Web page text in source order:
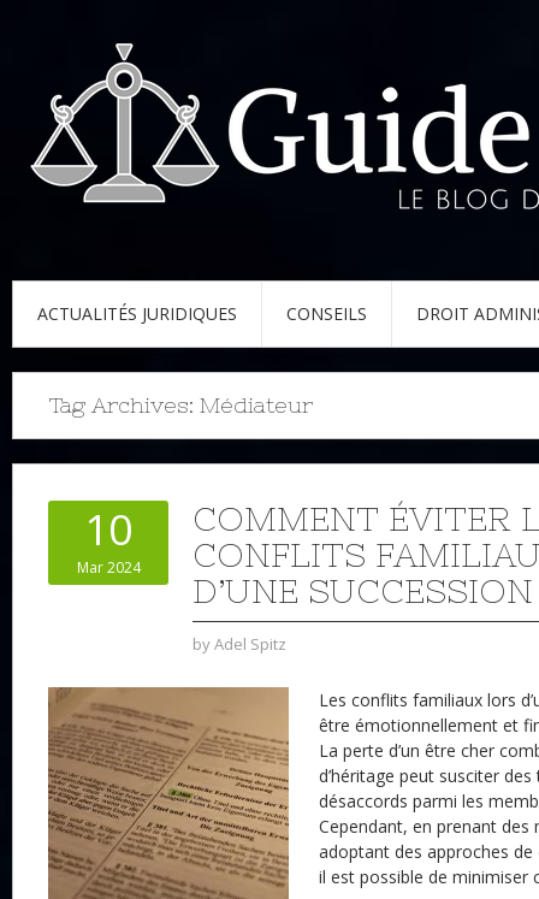
ACTUALITÉS JURIDIQUES CONSEILS DROIT
Tag Archives: Médiateur
10
Mar 2024
COMMENT ÉVITER
CONFLITS
D’UNE
byAdel Spitz
Les conflits familiaux lors
être émotionnellement et
La perte d’un être cher
d’héritage peut susciter
désaccords parmi les
Cependant, en prenant des
adoptant des approches
il est possible de minimiser